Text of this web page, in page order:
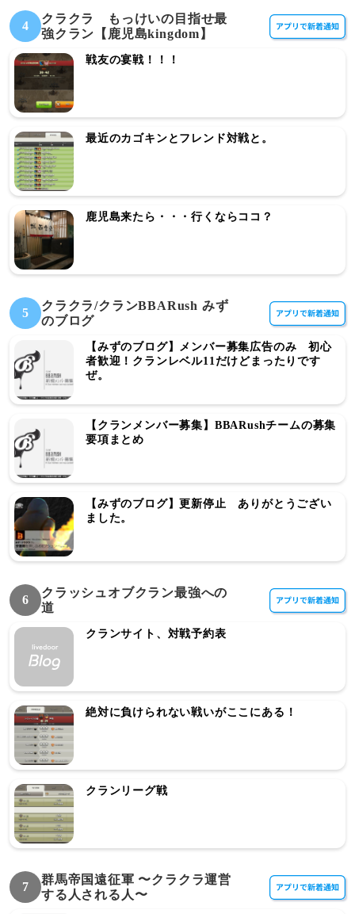
4
クラクラ もっけいの目指せ最
強クラン【鹿児島kingdom】
戦友の宴戦！！！
最近のカゴキンとフレンド対戦と。
鹿児島来たら・・・行くならココ？
5
クラクラ/クランBBARush みず
のブログ
【みずのブログ】メンバー募集広告のみ 初心
者歓迎！クランレベル11だけどまったりです
ぜ。
【クランメンバー募集】BBARushチームの募集
要項まとめ
【みずのブログ】更新停止 ありがとうござい
ました。
6
クラッシュオブクラン最強への
道
クランサイト、対戦予約表
絶対に負けられない戦いがここにある！
クランリーグ戦
7
群馬帝国遠征軍 〜クラクラ運営
する人される人〜